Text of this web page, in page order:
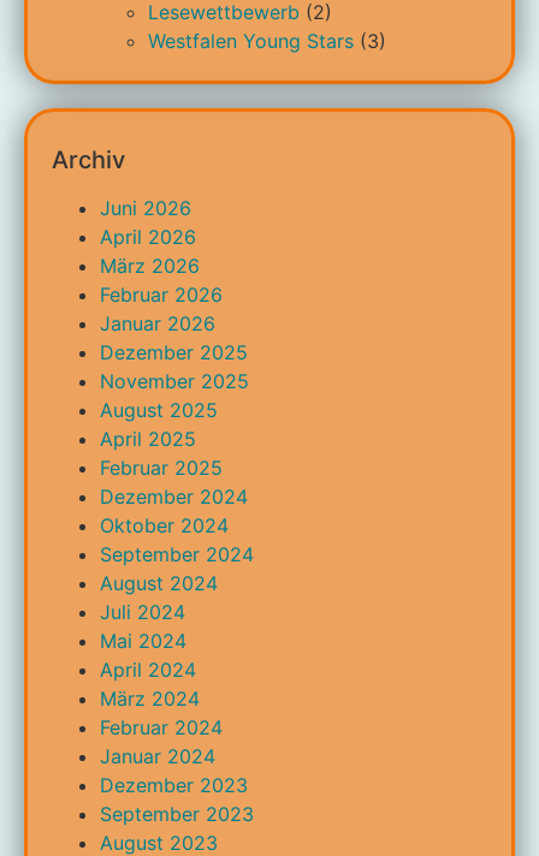
Lesewettbewerb (2)
Westfalen Young Stars (3)
Archiv
Juni 2026
April 2026
März 2026
Februar 2026
Januar 2026
Dezember 2025
November 2025
August 2025
April 2025
Februar 2025
Dezember 2024
Oktober 2024
September 2024
August 2024
Juli 2024
Mai 2024
April 2024
März 2024
Februar 2024
Januar 2024
Dezember 2023
September 2023
August 2023